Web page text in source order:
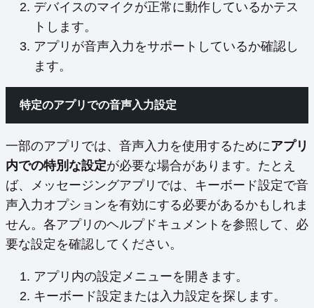
デバイスのマイクが正常に動作しているかテス
トします。
アプリが音声入力をサポートしているか確認し
ます。
特定のアプリでの音声入力設定
一部のアプリでは、音声入力を使用するためにアプリ
内での特別な設定が必要な場合があります。たとえ
ば、メッセージングアプリでは、キーボード設定で音
声入力オプションを有効にする必要があるかもしれま
せん。各アプリのヘルプドキュメントを参照して、必
要な設定を確認してください。
アプリ内の設定メニューを開きます。
キーボード設定または入力設定を探します。